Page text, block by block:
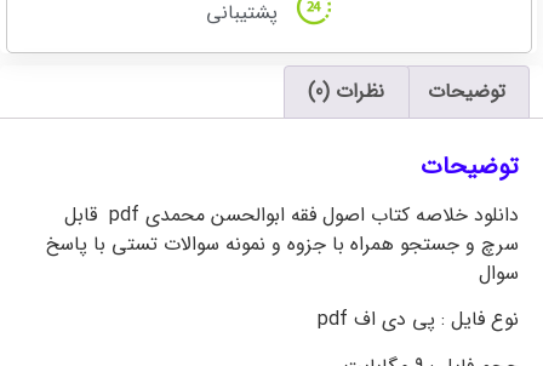
پشتیبانی
توضیحات نظرات (0)
توضیحات
دانلود خلاصه کتاب اصول فقه ابوالحسن محمدی pdf قابل
سرچ و جستجو همراه با جزوه و نمونه سوالات تستی با پاسخ
سوال
نوع فایل : پی دی اف pdf